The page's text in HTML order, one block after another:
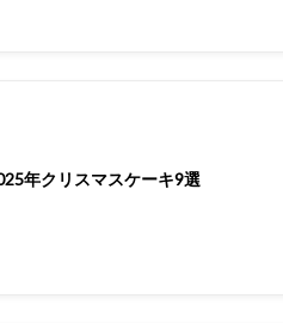
年クリスマスケーキ9選